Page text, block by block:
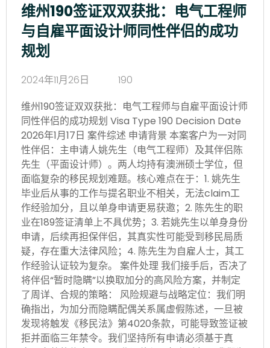
维州190签证双双获批：电气工程师
与自雇平面设计师同性伴侣的成功
规划
2024年11月26日
190
维州190签证双双获批：电气工程师与自雇平面设计师
同性伴侣的成功规划 Visa Type 190 Decision Date
2026年1月17日 案件综述 申请背景 本案客户为一对同
性伴侣：主申请人姚先生（电气工程师）及其伴侣陈
先生（平面设计师）。两人均持有澳洲硕士学位，但
面临复杂的移民规划难题。核心难点在于：1. 姚先生
毕业后从事的工作与提名职业不相关，无法claim工
作经验加分，且以单身申请更易获邀；2. 陈先生的职
业在189签证清单上不具优势；3. 若姚先生以单身身份
申请，后续再担保伴侣，其真实性可能受到移民局质
疑，存在重大法律风险；4. 陈先生为自雇人士，其工
作经验认证较为复杂。 案件处理 我们接手后，否决了
将伴侣“暂时隐瞒”以换取加分的高风险方案，并制定
了周详、合规的策略： 风险规避与战略定位：我们明
确指出，为加分而隐瞒配偶关系属虚假陈述，一旦被
发现将触发《移民法》第4020条款，可能导致签证被
拒并面临三年禁令。我们坚持所有申请必须基于真